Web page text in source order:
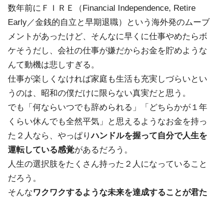
数年前にＦＩＲＥ（Financial Independence, Retire
Early／金銭的自立と早期退職）という海外発のムーブ
メントがあったけど、そんなに早くに仕事やめたらボ
ケそうだし、会社の仕事が嫌だからお金を貯めような
んて動機は悲しすぎる。
仕事が楽しくなければ家庭も生活も充実しづらいとい
うのは、昭和の僕だけに限らない真実だと思う。
でも「何ならいつでも辞められる」「どちらかが１年
くらい休んでも全然平気」と思えるようなお金を持っ
た２人なら、やっぱりハンドルを握って自分で人生を
運転している感覚があるだろう。
人生の選択肢をたくさん持った２人になっていること
だろう。
そんなワクワクするような未来を達成することが君た